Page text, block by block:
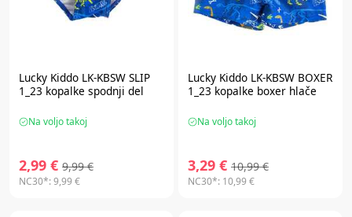
Lucky Kiddo LK-KBSW SLIP
1_23 kopalke spodnji del
Na voljo takoj
2,99 € 9,99 €
NC30*:9,99 €
Lucky Kiddo LK-KBSW BOXER
1_23 kopalke boxer hlače
Na voljo takoj
3,29 € 10,99 €
NC30*: 10,99 €